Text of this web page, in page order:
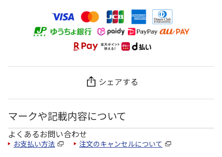
シェアする
マークや記載内容について
よくあるお問い合わせ
お支払い方法 注文のキャンセルについて